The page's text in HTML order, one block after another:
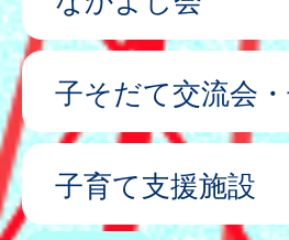
子そだて交流会
子育て支援施設